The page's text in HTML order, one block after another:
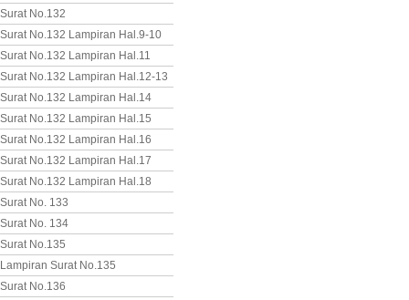
Surat No.132
Surat No.132 Lampiran Hal.9-10
Surat No.132 Lampiran Hal.11
Surat No.132 Lampiran Hal.12-13
Surat No.132 Lampiran Hal.14
Surat No.132 Lampiran Hal.15
Surat No.132 Lampiran Hal.16
Surat No.132 Lampiran Hal.17
Surat No.132 Lampiran Hal.18
Surat No. 133
Surat No. 134
Surat No.135
Lampiran Surat No.135
Surat No.136